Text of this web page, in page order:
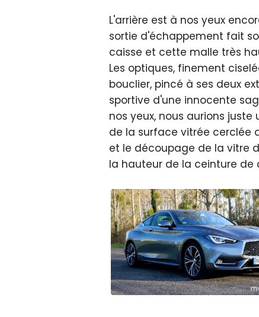
L'arrière est à nos yeux
sortie d'échappement fait
caisse et cette malle très
Les optiques, finement
bouclier, pincé à ses deux
sportive d'une innocente
nos yeux, nous aurions
de la surface vitrée cerclée
et le découpage de la vitre
la hauteur de la ceinture de